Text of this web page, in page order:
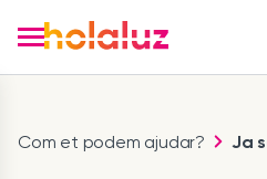
Com et podem ajudar? Ja